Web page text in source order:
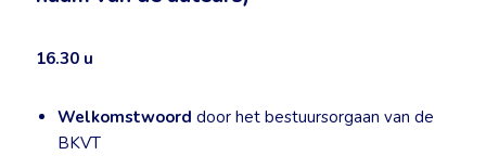
16.30 u
Welkomstwoord door het bestuursorgaan van de
BKVT